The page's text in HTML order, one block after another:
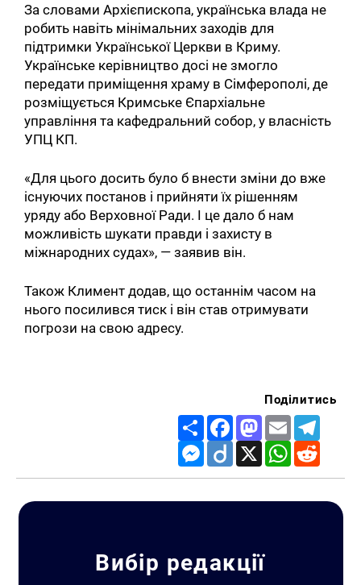
За словами Архієпископа, українська влада не
робить навіть мінімальних заходів для
підтримки Української Церкви в Криму.
Українське керівництво досі не змогло
передати приміщення храму в Сімферополі, де
розміщується Кримське Єпархіальне
управління та кафедральний собор, у власність
УПЦ КП.
«Для цього досить було б внести зміни до вже
існуючих постанов і прийняти їх рішенням
уряду або Верховної Ради. І це дало б нам
можливість шукати правди і захисту в
міжнародних судах», — заявив він.
Також Климент додав, що останнім часом на
нього посилився тиск і він став отримувати
погрози на свою адресу.
Поділитись
Share FacebookMastodon
Email
Messenger
Diigo X WhatsApp
Вибір редакції